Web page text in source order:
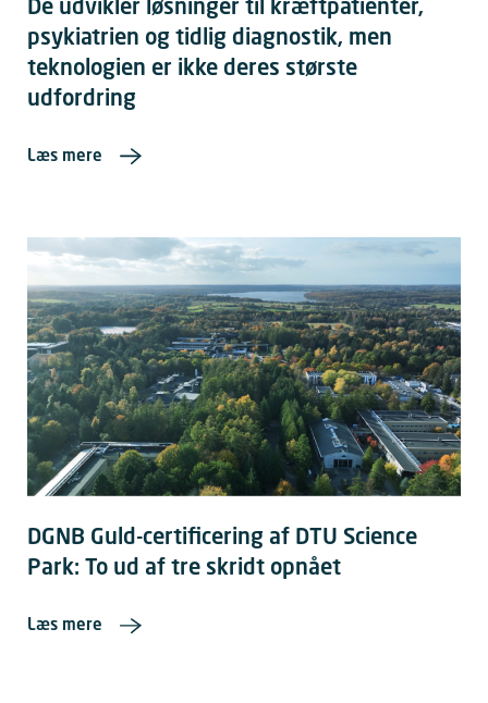
De udvikler løsninger til kræftpatienter,
psykiatrien og tidlig diagnostik, men
teknologien er ikke deres største
udfordring
Læs mere
DGNB Guld-certificering af DTU Science
Park: To ud af tre skridt opnået
Læs mere